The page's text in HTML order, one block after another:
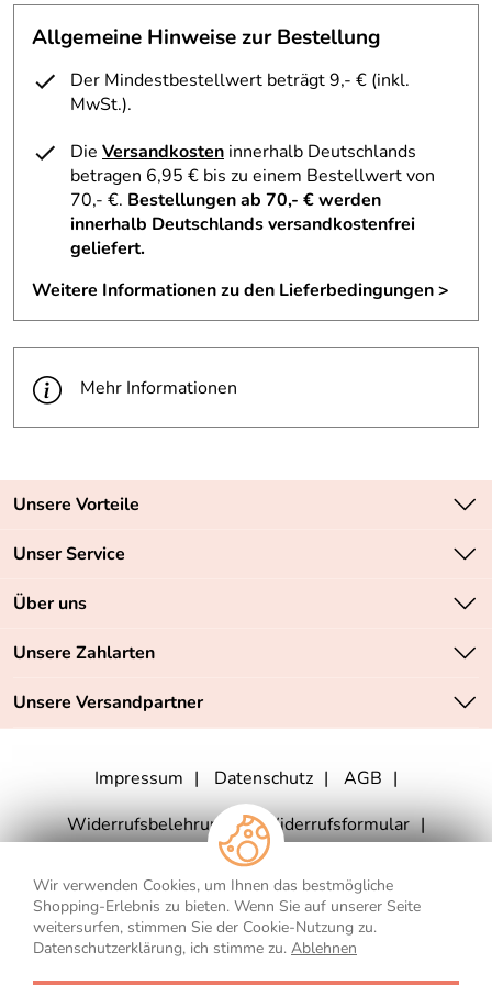
Wir verwenden Cookies, um Ihnen das bestmögliche
Shopping-Erlebnis zu bieten. Wenn Sie auf unserer Seite
weitersurfen, stimmen Sie der Cookie-Nutzung zu.
Datenschutzerklärung, ich stimme zu. Ablehnen
Hersteller: phanine Fantasy Brand House, NL-Postbus 90,
5690 AB Son, The Netherlands, email: info@phanine.com,
Web: www.phanine.com
Allgemeine Hinweise zur Bestellung
Der Mindestbestellwert beträgt 9,- € (inkl.
MwSt.).
Die Versandkosten innerhalb Deutschlands
betragen 6,95 € bis zu einem Bestellwert von
70,- €. Bestellungen ab 70,- € werden
innerhalb Deutschlands versandkostenfrei
geliefert.
Weitere Informationen zu den Lieferbedingungen >
Mehr Informationen
Unsere Vorteile
Zahlungsarten: Vorkasse, PayPal, PayPal Express
Unser Service
Kontakt
Retourenabwicklung
Lieferbedingungen
Über uns
Unsere Bestseller
Neu
Unsere Zahlarten
Unsere Versandpartner
Impressum Datenschutz
AGB
Widerrufsbelehrung
Widerrufsformular
Vertrag widerrufen
** Für Lieferungen nach Deutschland. Die Lieferzeiten für andere Länder